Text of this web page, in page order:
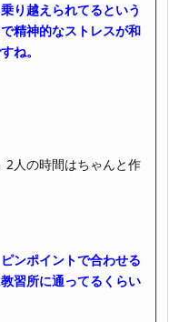
り越えられてるという
精神的なストレスが和
ね。
人の時間はちゃんと作
ンポイントで合わせる
習所に通ってるくらい